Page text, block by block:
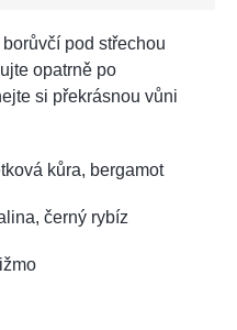
pod střechou
opatrně po
si překrásnou vůni
kůra, bergamot
černý rybíz